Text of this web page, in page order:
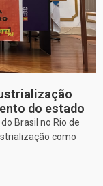
do estado
Brasil no Rio de
como